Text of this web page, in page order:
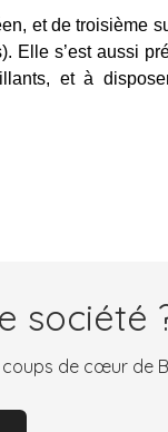
et de troisième
. Elle s’est aussi
et à
société
coups de cœur de